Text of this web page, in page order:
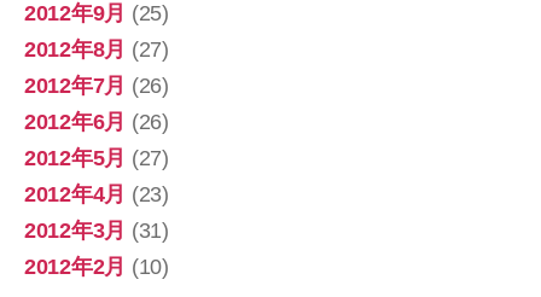
2012年9月 (25)
2012年8月 (27)
2012年7月 (26)
2012年6月 (26)
2012年5月 (27)
2012年4月 (23)
2012年3月 (31)
2012年2月 (10)